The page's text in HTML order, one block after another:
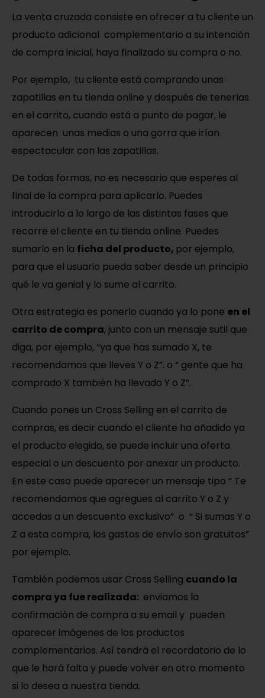
La venta cruzada consiste en ofrecer a tu cliente un
producto adicional complementario a su intención
de compra inicial, haya finalizado su compra o no.
Por ejemplo, tu cliente está comprando unas
zapatillas en tu tienda online y después de tenerlas
en el carrito, cuando está a punto de pagar, le
aparecen unas medias o una gorra que irían
espectacular con las zapatillas.
De todas formas, no es necesario que esperes al
final de la compra para aplicarlo. Puedes
introducirlo a lo largo de las distintas fases que
recorre el cliente en tu tienda online. Puedes
sumarlo en la ficha del producto, por ejemplo,
para que el usuario pueda saber desde un principio
qué le va genial y lo sume al carrito.
Otra estrategia es ponerlo cuando ya lo pone en el
carrito de compra, junto con un mensaje sutil que
diga, por ejemplo, “ya que has sumado X, te
recomendamos que lleves Y o Z”. o “ gente que ha
comprado X también ha llevado Y o Z”.
Cuando pones un Cross Selling en el carrito de
compras, es decir cuando el cliente ha añadido ya
el producto elegido, se puede incluir una oferta
especial o un descuento por anexar un producto.
En este caso puede aparecer un mensaje tipo “ Te
recomendamos que agregues al carrito Y o Z y
accedas a un descuento exclusivo” o “ Si sumas Y o
Z a esta compra, los gastos de envío son gratuitos”
por ejemplo.
También podemos usar Cross Selling cuando la
compra ya fue realizada: enviamos la
confirmación de compra a su email y pueden
aparecer imágenes de los productos
complementarios. Así tendrá el recordatorio de lo
que le hará falta y puede volver en otro momento
si lo desea a nuestra tienda.